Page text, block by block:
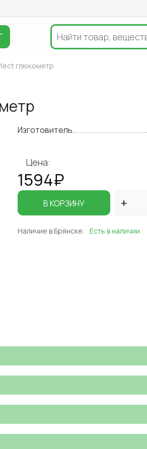
глюкометр
Изготовитель
Цена:
1594₽
В КОРЗИНУ
Наличие в Брянске: Есть в наличии